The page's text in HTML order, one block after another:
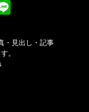
・見出し・記事
。